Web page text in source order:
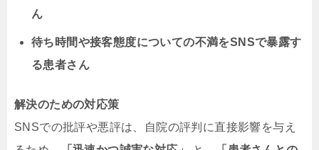
ん
待ち時間や接客態度についての不満をSNSで暴露す
る患者さん
解決のための対応策
SNSでの批評や悪評は、自院の評判に直接影響を与え